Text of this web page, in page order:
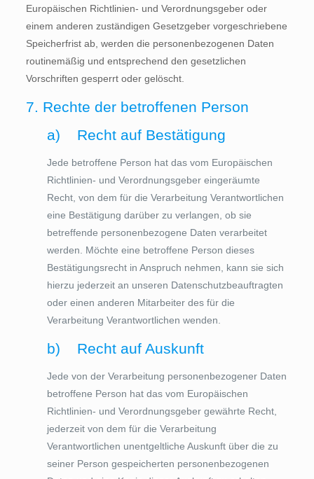
Europäischen Richtlinien- und Verordnungsgeber oder
einem anderen zuständigen Gesetzgeber vorgeschriebene
Speicherfrist ab, werden die personenbezogenen Daten
routinemäßig und entsprechend den gesetzlichen
Vorschriften gesperrt oder gelöscht.
7. Rechte der betroffenen Person
a) Recht auf Bestätigung
Jede betroffene Person hat das vom Europäischen
Richtlinien- und Verordnungsgeber eingeräumte
Recht, von dem für die Verarbeitung Verantwortlichen
eine Bestätigung darüber zu verlangen, ob sie
betreffende personenbezogene Daten verarbeitet
werden. Möchte eine betroffene Person dieses
Bestätigungsrecht in Anspruch nehmen, kann sie sich
hierzu jederzeit an unseren Datenschutzbeauftragten
oder einen anderen Mitarbeiter des für die
Verarbeitung Verantwortlichen wenden.
b) Recht auf Auskunft
Jede von der Verarbeitung personenbezogener Daten
betroffene Person hat das vom Europäischen
Richtlinien- und Verordnungsgeber gewährte Recht,
jederzeit von dem für die Verarbeitung
Verantwortlichen unentgeltliche Auskunft über die zu
seiner Person gespeicherten personenbezogenen